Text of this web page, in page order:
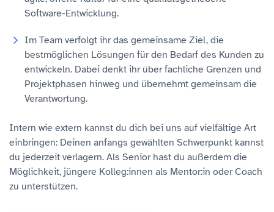
Software-Entwicklung.
Im Team verfolgt ihr das gemeinsame Ziel, die
bestmöglichen Lösungen für den Bedarf des Kunden zu
entwickeln. Dabei denkt ihr über fachliche Grenzen und
Projektphasen hinweg und übernehmt gemeinsam die
Verantwortung.
Intern wie extern kannst du dich bei uns auf vielfältige Art
einbringen: Deinen anfangs gewählten Schwerpunkt kannst
du jederzeit verlagern. Als Senior hast du außerdem die
Möglichkeit, jüngere Kolleg:innen als Mentor:in oder Coach
zu unterstützen.